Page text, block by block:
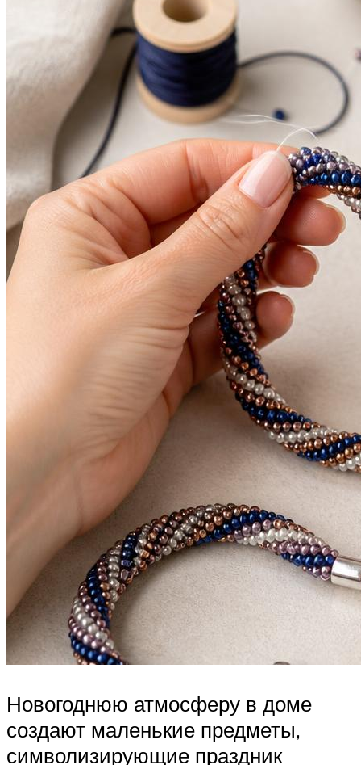
Новогоднюю атмосферу в доме
создают маленькие предметы,
символизирующие праздник